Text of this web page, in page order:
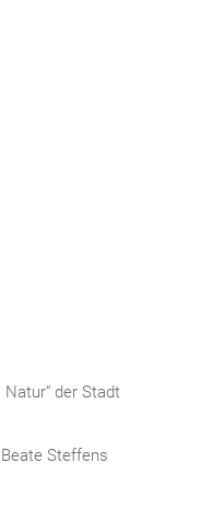
der Stadt
Steffens